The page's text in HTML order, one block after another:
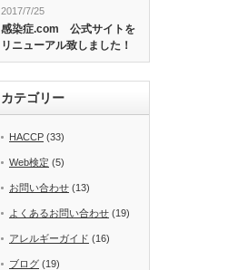
2017/7/25
感染症.com 公式サイトを
リニューアル致しました！
カテゴリー
HACCP (33)
Web検定 (5)
お問い合わせ (13)
よくあるお問い合わせ (19)
アレルギーガイド (16)
ブログ (19)